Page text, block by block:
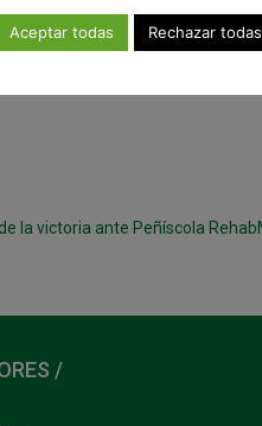
la victoria ante Peñíscola
/
Aceptar todas Rechazar todas